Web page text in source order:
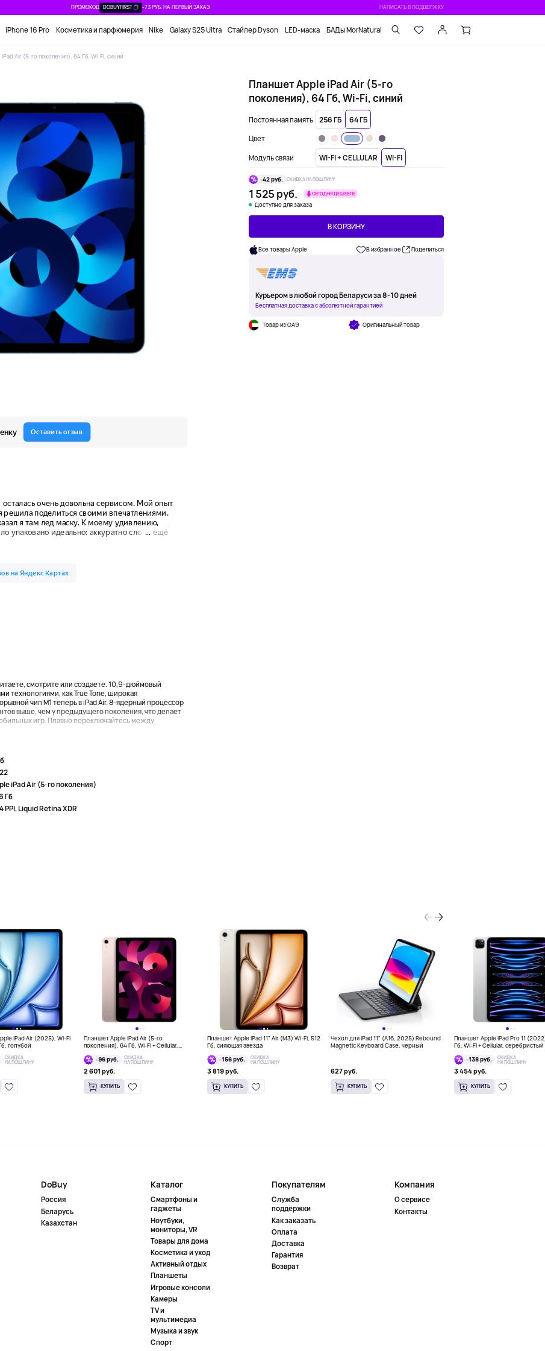
ПРОМОКОД DOBUYFIRST -73 РУБ. НА ПЕРВЫЙ ЗАКАЗ НАПИСАТЬ В ПОДДЕРЖКУ
iPhone 16 Pro Косметика и парфюмерия Nike Galaxy S25 Ultra Стайлер Dyson LED-маска БАДы MorNatural
Air (5-го поколения), 64 Гб, Wi-Fi, синий
Планшет Apple iPad Air (5-го
поколения), 64 Гб, Wi-Fi, синий
Постоянная память 256 ГБ 64 ГБ
Цвет
Модуль связи WI-FI + CELLULAR WI-FI
-42 руб. СКИДКА НА ПОШЛИНУ
1 525 руб. СЕГОДНЯ ДЕШЕВЛЕ
Доступно для заказа
В КОРЗИНУ
Все товары Apple В избранное Поделиться
Курьером в любой город Беларуси за 8-10 дней
Бесплатная доставка с абсолютной гарантией
Товар из ОАЭ Оригинальный товар
смотрите или создаете. 10,9-дюймовый
технологиями, как True Tone, широкая
чип M1 теперь в iPad Air. 8-ядерный процессор
выше, чем у предыдущего поколения, что делает
игр. Плавно переключайтесь между
iPad Air (5-го поколения)
Гб
PPI, Liquid Retina XDR
iPad Air (2025), Wi-Fi
голубой
СКИДКА
НА ПОШЛИНУ
Планшет Apple iPad Air (5-го
поколения), 64 Гб, Wi-Fi + Cellular,
-96 руб.
СКИДКА
НА ПОШЛИНУ
2 601 руб.
КУПИТЬ
Планшет Apple iPad 11" Air (M3) Wi-Fi, 512
Гб, сияющая звезда
-156 руб.
СКИДКА
НА ПОШЛИНУ
3 819 руб.
КУПИТЬ
Чехол для iPad 11" (A16, 2025) Rebound
Magnetic Keyboard Case, черный
627 руб.
КУПИТЬ
Планшет Apple iPad Pro 11
Гб, Wi-Fi + Cellular, серебристый
-138 руб.
СКИДКА
НА ПОШЛИНУ
3 454 руб.
КУПИТЬ
DoBuy
Россия
Беларусь
Казахстан
Каталог
Смартфоны и
гаджеты
Ноутбуки,
мониторы, VR
Товары для дома
Косметика и уход
Активный отдых
Планшеты
Игровые консоли
Камеры
TV и
мультимедиа
Музыка и звук
Спорт
Покупателям
Служба
поддержки
Как заказать
Оплата
Доставка
Гарантия
Возврат
Компания
О сервисе
Контакты